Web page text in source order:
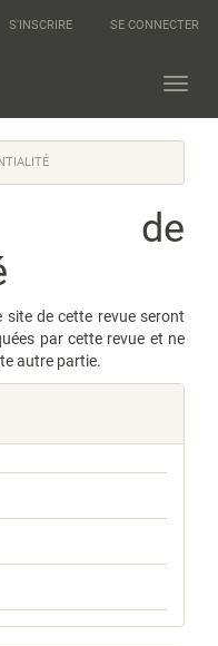
S'INSCRIRE SE CONNECTER
de
site de cette revue seront
par cette revue et ne
autre partie.